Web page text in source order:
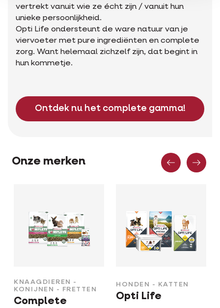
vertrekt vanuit wie ze écht zijn / vanuit hun
unieke persoonlijkheid.
Opti Life ondersteunt de ware natuur van je
viervoeter met pure ingrediënten en complete
zorg. Want helemaal zichzelf zijn, dat begint in
hun kommetje.
Ontdek nu het complete gamma!
Onze merken Vorige
KNAAGDIEREN -
KONIJNEN - FRETTEN
Complete
HONDEN - KATTEN
Opti Life